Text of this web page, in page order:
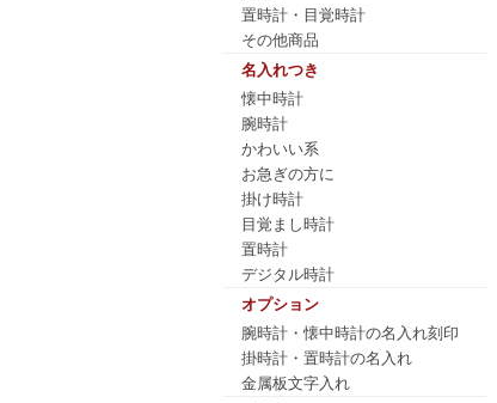
置時計・目覚時計
その他商品
名入れつき
懐中時計
腕時計
かわいい系
お急ぎの方に
掛け時計
目覚まし時計
置時計
デジタル時計
オプション
腕時計・懐中時計の名入れ刻印
掛時計・置時計の名入れ
金属板文字入れ